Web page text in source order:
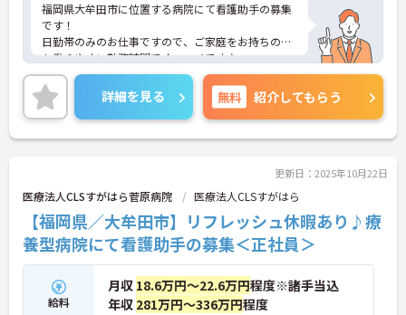
福岡県大牟田市に位置する病院にて看護助手の募集
です！
日勤帯のみのお仕事ですので、ご家庭をお持ちの方
も働きやすい勤務時間でオススメです♪
育児休暇制度がありますので、ライフステージに応
じて長くお仕事を続けていくことができます◎
ご興味のある方は、マイナビ介護職までお問い合わ
せください。
詳細を見る 無料 紹介してもらう
更新日：2025年10月22日
医療法人CLSすがはら菅原病院 医療法人CLSすがはら
【福岡県／大牟田市】リフレッシュ休暇あり♪療
養型病院にて看護助手の募集＜正社員＞
給料
月収 18.6万円～22.6万円程度※諸手当込
年収 281万円～336万円程度